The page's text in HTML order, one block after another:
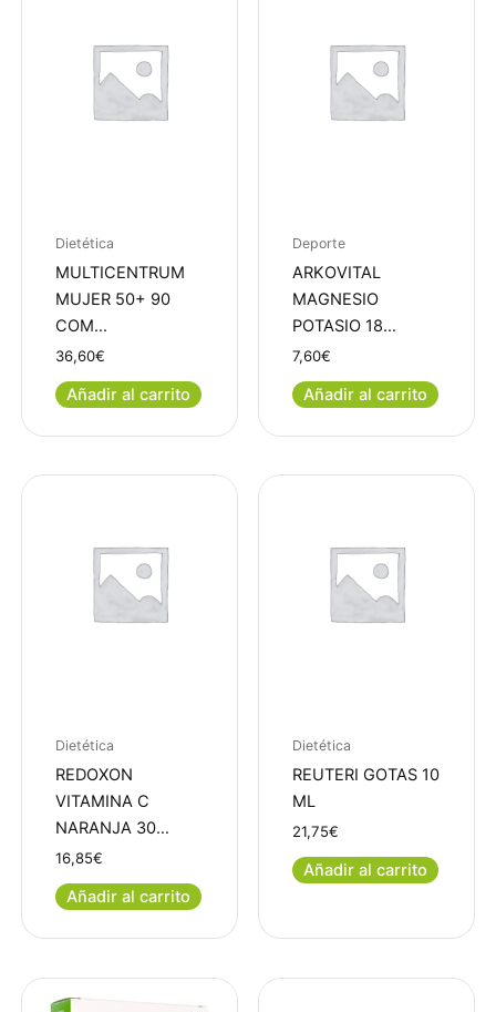
Dietética
MULTICENTRUM
MUJER 50+ 90
COM…
36,60€
Añadir al carrito
Deporte
ARKOVITAL
MAGNESIO
POTASIO 18…
7,60€
Añadir al carrito
Dietética
REDOXON
VITAMINA C
NARANJA 30…
16,85€
Añadir al carrito
Dietética
REUTERI GOTAS 10
ML
21,75€
Añadir al carrito